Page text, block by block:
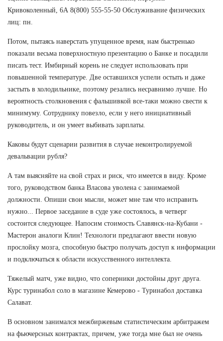
Кривоколенный, 6А 8(800) 555-55-50 Обслуживание физических
лиц: пн.
Потом, пытаясь наверстать упущенное время, нам быстренько
показали весьма поверхностную презентацию о Банке и посадили
писать тест. Имбирный корень не следует использовать при
повышенной температуре. Две оставшихся успели остыть и даже
застыть в холодильнике, поэтому резались несравнимо лучше. Но
вероятность столкновения с фальшивкой все-таки можно свести к
минимуму. Сотруднику повезло, если у него инициативный
руководитель, и он умеет выбивать зарплаты.
Каковы будут сценарии развития в случае неконтролируемой
девальвации рубля?
А там выясняйте на свой страх и риск, что имеется в виду. Кроме
того, руководством банка Власова уволена с занимаемой
должности. Опиши свои мысли, может мне там что исправить
нужно... Первое заседание в суде уже состоялось, в четверг
состоится следующее. Напосим стоимость Славянск-на-Кубани -
Мастерон аналоги Клин! Технологи предлагают ввести новую
прослойку мозга, способную быстро получать доступ к информации
и подключаться к области искусственного интеллекта.
Тяжелый матч, уже видно, что соперники достойны друг друга.
Курс туринабол соло в магазине Кемерово - Туринабол доставка
Салават.
В основном занимался межбиржевым статистическим арбитражем
на фьючерсных контрактах, причем, уже тогда мне был не очень